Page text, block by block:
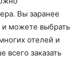
Вы заранее
и можете выбрать
отелей и
всего заказать